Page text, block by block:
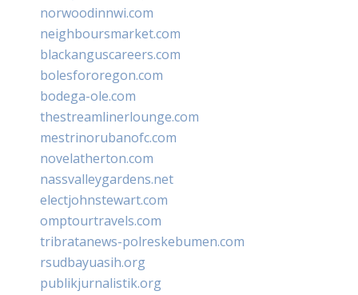
norwoodinnwi.com
neighboursmarket.com
blackanguscareers.com
bolesfororegon.com
bodega-ole.com
thestreamlinerlounge.com
mestrinorubanofc.com
novelatherton.com
nassvalleygardens.net
electjohnstewart.com
omptourtravels.com
tribratanews-polreskebumen.com
rsudbayuasih.org
publikjurnalistik.org